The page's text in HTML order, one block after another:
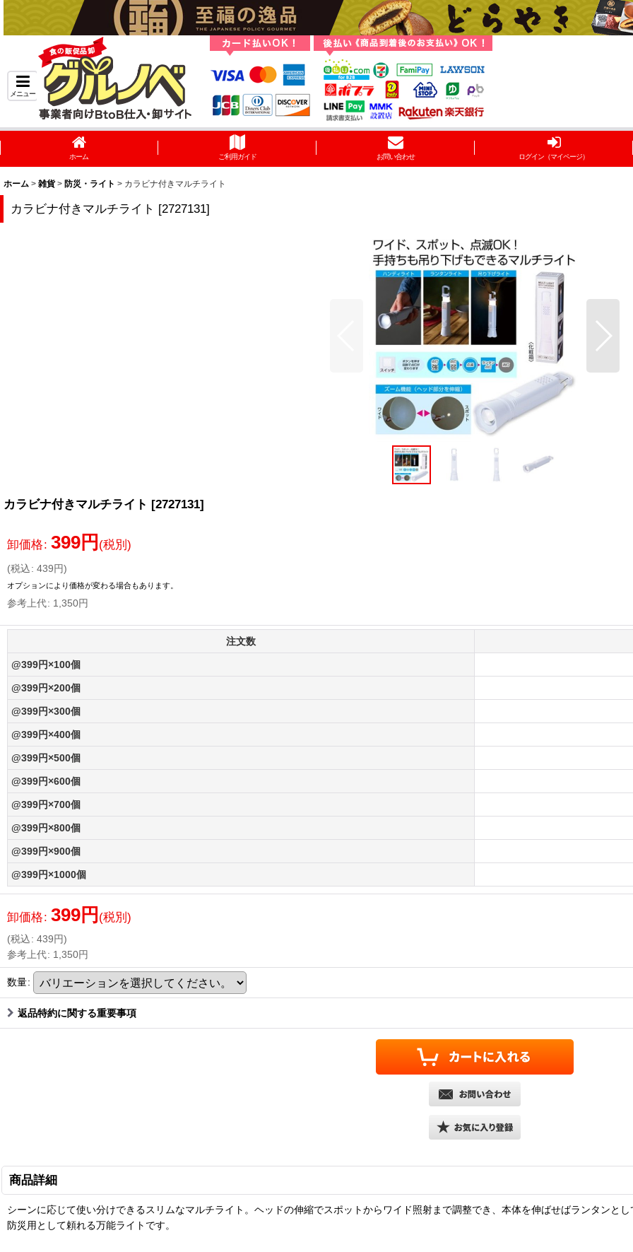
メニュー
ホーム ご利用ガイド お問い合わせ ログイン（マイページ）
ホーム > 雑貨 > 防災・ライト > カラビナ付きマルチライト
カラビナ付きマルチライト [2727131]
カラビナ付きマルチライト [2727131]
卸価格: 399円 (税別)
(税込: 439円)
オプションにより価格が変わる場合もあります。
参考上代: 1,350円
注文数
@399円×100個
@399円×200個
@399円×300個
@399円×400個
@399円×500個
@399円×600個
@399円×700個
@399円×800個
@399円×900個
@399円×1000個
卸価格: 399円 (税別)
(税込: 439円)
参考上代: 1,350円
数量:
返品特約に関する重要事項
商品詳細
シーンに応じて使い分けできるスリムなマルチライト。ヘッドの伸縮でスポットからワイド照射まで調整でき、本体を伸ばせばランタンと
防災用として頼れる万能ライトです。